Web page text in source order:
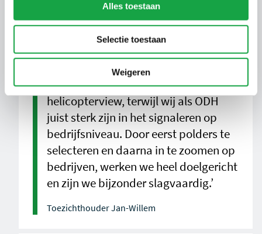
Alles toestaan
Selectie toestaan
Weigeren
Het mooie aan dit project is dat we
het echt samen doen. Het
Hoogheemraadschap heeft als
bevoegd gezag voor lozingen op
oppervlaktewater een bredere
helicopterview, terwijl wij als ODH
juist sterk zijn in het signaleren op
bedrijfsniveau. Door eerst polders te
selecteren en daarna in te zoomen op
bedrijven, werken we heel doelgericht
en zijn we bijzonder slagvaardig.
Toezichthouder Jan-Willem